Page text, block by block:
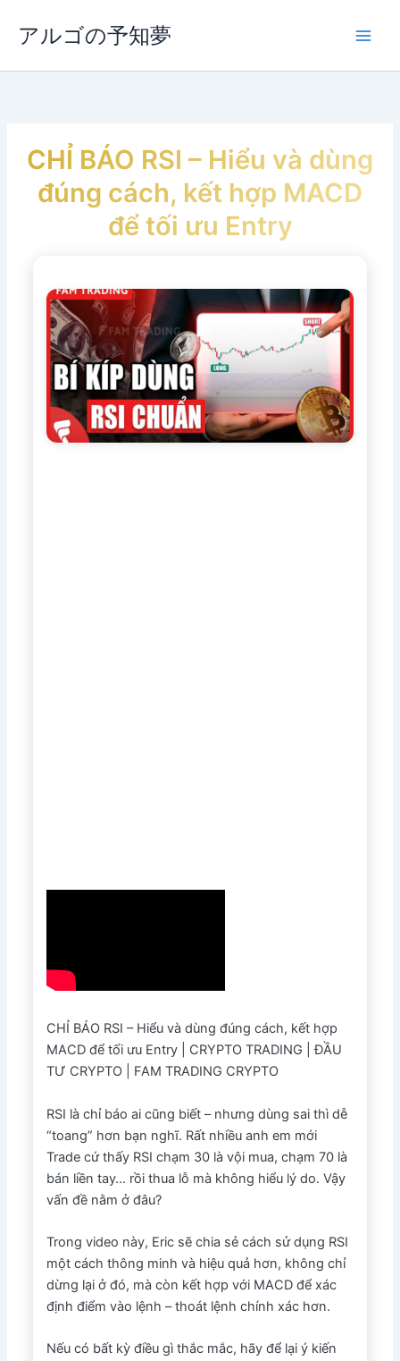
ス
アルゴの予知夢
CHỈ BÁO RSI – Hiểu và dùng
đúng cách, kết hợp MACD
để tối ưu Entry
CHỈ BÁO RSI – Hiểu và dùng đúng cách, kết hợp
MACD để tối ưu Entry | CRYPTO TRADING | ĐẦU
TƯ CRYPTO | FAM TRADING CRYPTO
RSI là chỉ báo ai cũng biết – nhưng dùng sai thì dễ
“toang” hơn bạn nghĩ. Rất nhiều anh em mới
Trade cứ thấy RSI chạm 30 là vội mua, chạm 70 là
bán liền tay… rồi thua lỗ mà không hiểu lý do. Vậy
vấn đề nằm ở đâu?
Trong video này, Eric sẽ chia sẻ cách sử dụng RSI
một cách thông minh và hiệu quả hơn, không chỉ
dừng lại ở đó, mà còn kết hợp với MACD để xác
định điểm vào lệnh – thoát lệnh chính xác hơn.
Nếu có bất kỳ điều gì thắc mắc, hãy để lại ý kiến